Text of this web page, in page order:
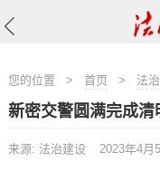
您的位置 > 首页 > 法
新密交警圆满完成
来源: 法治建设 2023年4月